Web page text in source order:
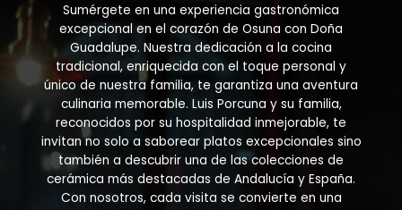
Sumérgete en una experiencia gastronómica
excepcional en el corazón de Osuna con Doña
Guadalupe. Nuestra dedicación a la cocina
tradicional, enriquecida con el toque personal y
único de nuestra familia, te garantiza una aventura
culinaria memorable. Luis Porcuna y su familia,
reconocidos por su hospitalidad inmejorable, te
invitan no solo a saborear platos excepcionales sino
también a descubrir una de las colecciones de
cerámica más destacadas de Andalucía y España.
Con nosotros, cada visita se convierte en una